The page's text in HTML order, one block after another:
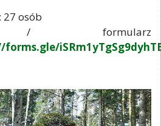
: 27 osób